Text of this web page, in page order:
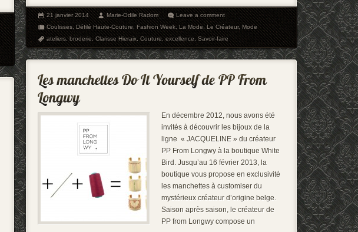
21 janvier 2014 Marie-Odile Radom
Leave a comment
Coulisses,Défilé Haute-Couture,Fashion Week,La Mode,Le Créateur,Mode
ateliers,broderie,Clarisse Hieraix,Couture,excellence,Savoir-faire
En décembre 2012, nous avons été
invités à découvrir les bijoux de la
ligne « JACQUELINE » du créateur
PP From Longwy à la boutique White
Bird. Jusqu’au 16 février 2013, la
boutique vous propose en exclusivité
les manchettes à customiser du
mystérieux créateur d’origine belge.
Saison après saison, le créateur de
PP from Longwy compose un